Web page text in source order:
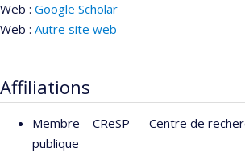
Web : Google Scholar
Web : Autre site web
Affiliations
Membre – CReSP — Centre de
publique